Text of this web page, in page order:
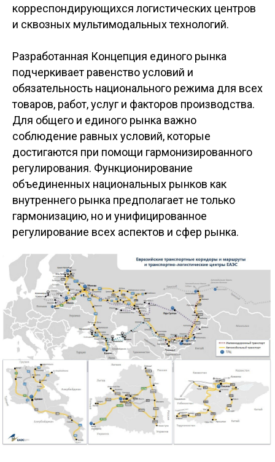
корреспондирующихся логистических центров
и сквозных мультимодальных технологий.
Разработанная Концепция единого рынка
подчеркивает равенство условий и
обязательность национального режима для всех
товаров, работ, услуг и факторов производства.
Для общего и единого рынка важно
соблюдение равных условий, которые
достигаются при помощи гармонизированного
регулирования. Функционирование
объединенных национальных рынков как
внутреннего рынка предполагает не только
гармонизацию, но и унифицированное
регулирование всех аспектов и сфер рынка.